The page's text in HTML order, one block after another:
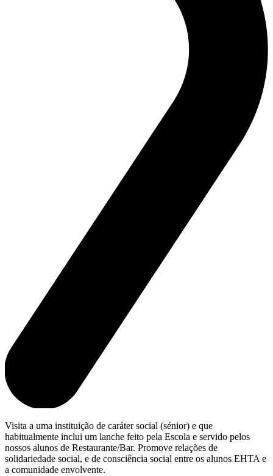
Visita a uma instituição de caráter social (sénior) e que
habitualmente inclui um lanche feito pela Escola e servido pelos
nossos alunos de Restaurante/Bar. Promove relações de
solidariedade social, e de consciência social entre os alunos EHTA e
a comunidade envolvente.